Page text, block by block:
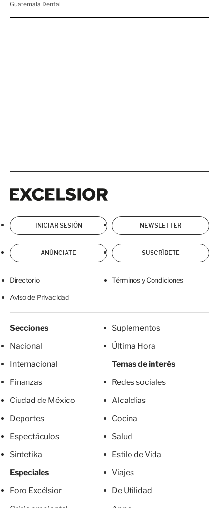
INICIAR SESIÓN NEWSLETTER
ANÚNCIATE SUSCRÍBETE
Directorio Términos y Condiciones
Aviso de Privacidad
Secciones
Nacional
Internacional
Finanzas
Ciudad de México
Deportes
Espectáculos
Sintetika
Especiales
Foro Excélsior
Suplementos
Última Hora
Temas de interés
Redes sociales
Alcaldías
Cocina
Salud
Estilo de Vida
Viajes
De Utilidad